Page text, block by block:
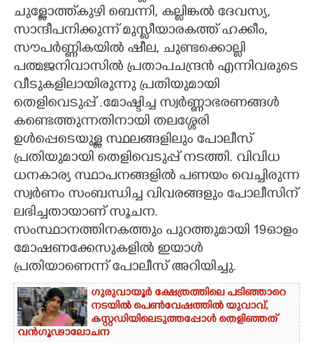
ചുള്ളോത്ത്കുഴി ബെന്നി, കല്ലിങ്കൽ ദേവസ്യ,
സാന്ദീപനിക്കുന്ന് മുസ്ലീയാരകത്ത് ഹക്കീം,
സൗപർണ്ണികയിൽ ഷീല, ചുണ്ടക്കൊല്ലി
പത്മജനിവാസിൽ പ്രതാപചന്ദ്രൻ എന്നിവരുടെ
വീടുകളിലായിരുന്നു പ്രതിയുമായി
തെളിവെടുപ്പ് .മോഷ്ടിച്ച സ്വർണ്ണാഭരണങ്ങൾ
കണ്ടെത്തുന്നതിനായി തലശ്ശേരി
ഉൾപ്പെടെയുള്ള സ്ഥലങ്ങളിലും പോലീസ്
പ്രതിയുമായി തെളിവെടുപ്പ് നടത്തി. വിവിധ
ധനകാര്യ സ്ഥാപനങ്ങളിൽ പണയം വെച്ചിരുന്ന
സ്വർണം സംബന്ധിച്ച വിവരങ്ങളും പോലീസിന്
ലഭിച്ചതായാണ് സൂചന.
സംസ്ഥാനത്തിനകത്തും പുറത്തുമായി 19ഓളം
മോഷണക്കേസുകളിൽ ഇയാൾ
പ്രതിയാണെന്ന് പോലീസ് അറിയിച്ചു.
ഗുരുവായൂർ ക്ഷേത്രത്തിലെ പടിഞ്ഞാറെ
നടയിൽ പെൺവേഷത്തിൽ യുവാവ്,​
കസ്റ്റഡിയിലെടുത്തപ്പോൾ തെളിഞ്ഞത്
വൻഗൂഢാലോചന